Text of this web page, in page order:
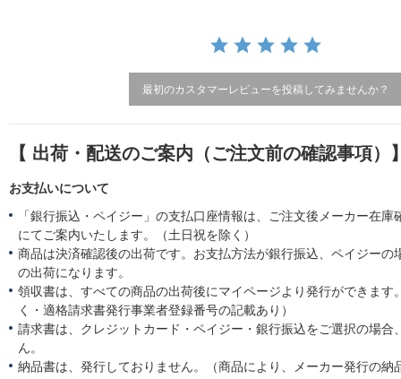
g
最初のカスタマーレビューを投稿してみませんか？
【 出荷・配送のご案内（ご注文前の確認事項）
お支払いについて
「銀行振込・ペイジー」の支払口座情報は、ご注文後メーカー在庫
にてご案内いたします。（土日祝を除く）
商品は決済確認後の出荷です。お支払方法が銀行振込、ペイジーの
の出荷になります。
領収書は、すべての商品の出荷後にマイページより発行ができます
く・適格請求書発行事業者登録番号の記載あり）
請求書は、クレジットカード・ペイジー・銀行振込をご選択の場合
ん。
納品書は、発行しておりません。（商品により、メーカー発行の納